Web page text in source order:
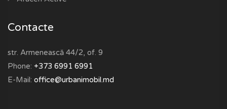
Contacte
str. Armenească 44/2, of. 9
Phone: +373 6991 6991
E-Mail: office@urbanimobil.md